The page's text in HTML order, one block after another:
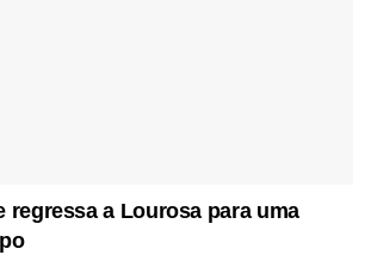
regressa a Lourosa para uma